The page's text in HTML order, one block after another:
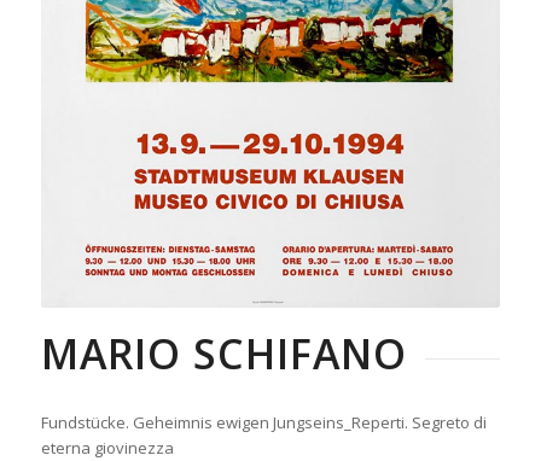
MARIO SCHIFANO
Fundstücke. Geheimnis ewigen Jungseins_Reperti. Segreto di
eterna giovinezza